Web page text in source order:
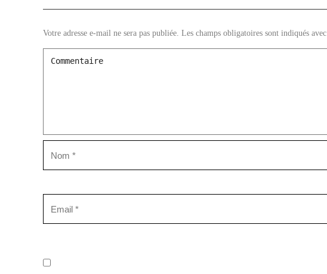
Votre adresse e-mail ne sera pas publiée. Les champs obligatoires sont indiqués avec